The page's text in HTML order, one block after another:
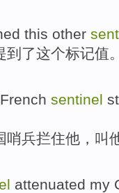
this other
到了这个标记值
French sentinel
哨兵拦住他 ， 叫
attenuated my